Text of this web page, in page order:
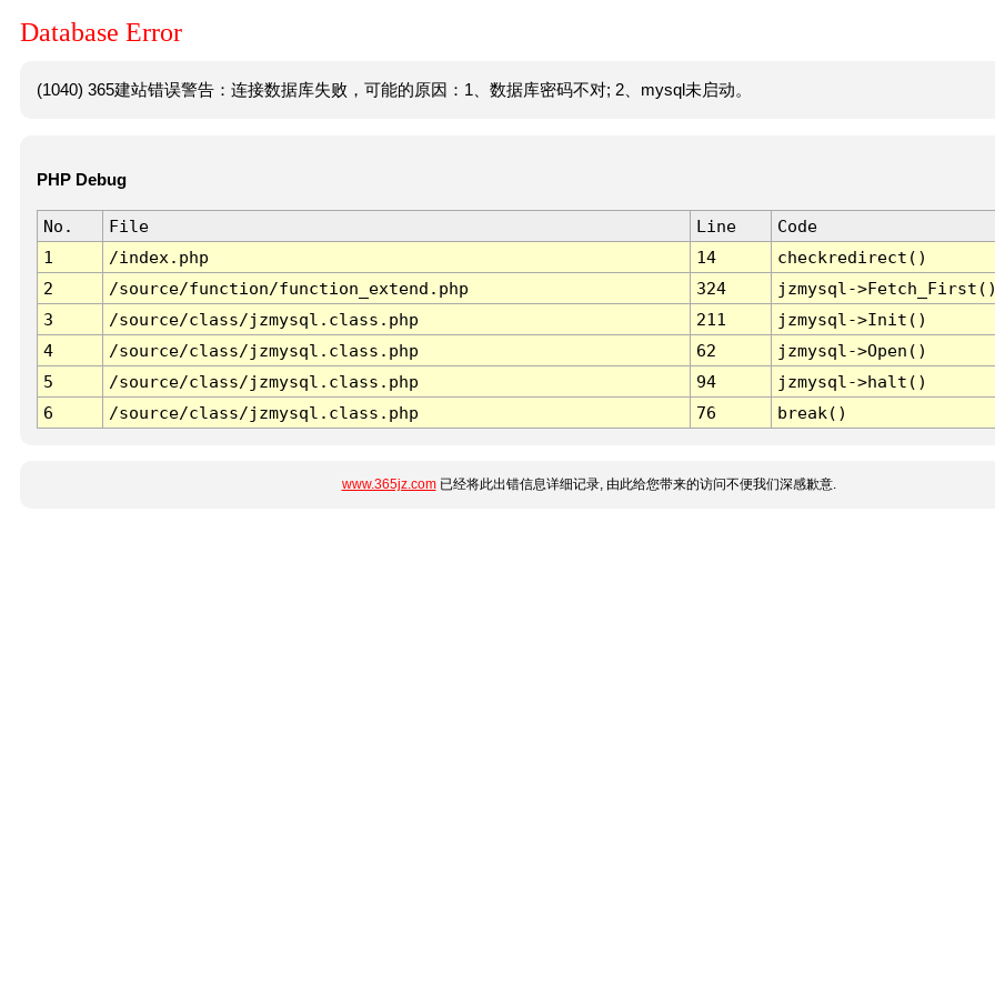
Database Error
(1040) 365建站错误警告：连接数据库失败，可能的原因：1、数据库密码不对; 2、mysql未启动。
PHP Debug
No. File Line
Code
1
/index.php 14
checkredirect()
2
/source/function/function_extend.php 324
jzmysql-
3
/source/class/jzmysql.class.php 211
jzmysql->Init()
4
/source/class/jzmysql.class.php 62
jzmysql->Open()
5
/source/class/jzmysql.class.php 94
jzmysql->halt()
6
/source/class/jzmysql.class.php 76 break()
www.365jz.com已经将此出错信息详细记录, 由此给您带来的访问不便我们深感歉意.